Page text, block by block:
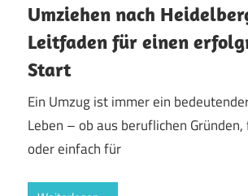
Umziehen nach
Leitfaden für einen
Start
Ein Umzug ist immer ein
Leben – ob aus beruflichen
oder einfach für